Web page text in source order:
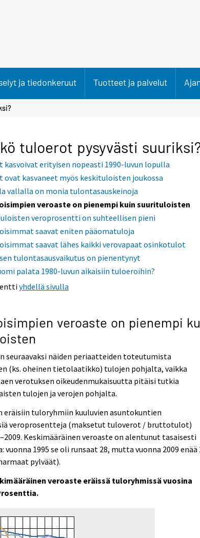
ja tiedonkeruut Tuotteet ja palvelut
tuloerot pysyvästi
kasvoivat erityisen nopeasti 1990-luvun lopulla
ovat kasvaneet myös keskituloisten joukossa
vallalla on monia tulontasauskeinoja
veroaste on pienempi kuin suurituloisten
veroprosentti on suhteellisen pieni
saavat eniten pääomatuloja
saavat lähes kaikki verovapaat osinkotulot
tulontasausvaikutus on pienentynyt
palata 1980-luvun aikaisiin tuloeroihin?
yhdellä sivulla
veroaste on pienempi
seuraavaksi näiden periaatteiden toteutumista
(ks. oheinen tietolaatikko) tulojen pohjalta, vaikka
verotuksen oikeudenmukaisuutta pitäisi tutkia
tulojen ja verojen pohjalta.
eräisiin tuloryhmiin kuuluvien asuntokuntien
veroprosentteja (maksetut tuloverot / bruttotulot)
Keskimääräinen veroaste on alentunut tasaisesti
vuonna 1995 se oli runsaat 28, mutta vuonna 2009 enää
pylväät).
veroaste eräissä tuloryhmissä vuosina